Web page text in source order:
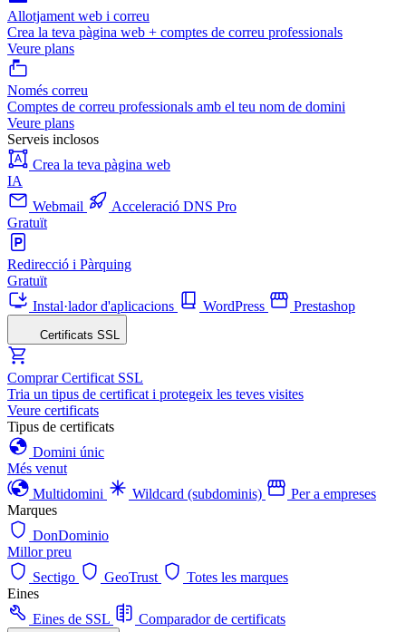
Allotjament web i correu
Crea la teva pàgina web + comptes de correu professionals
Veure plans
Només correu
Comptes de correu professionals amb el teu nom de domini
Veure plans
Serveis inclosos
Crea la teva pàgina web
IA
Webmail
Acceleració DNS Pro
Gratuït
Redirecció i Pàrquing
Gratuït
Instal·lador d'aplicacions
WordPress Prestashop
Certificats SSL
Comprar Certificat SSL
Tria un tipus de certificat i protegeix les teves visites
Veure certificats
Tipus de certificats
Domini únic
Més venut
Multidomini
Wildcard (subdominis)
Per a empreses
Marques
DonDominio
Millor preu
Sectigo
GeoTrust
Totes les marques
Eines
Eines de SSL
Comparador de certificats